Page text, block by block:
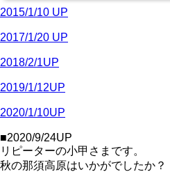
2015/1/10 UP
2017/1/20 UP
2018/2/1UP
2019/1/12UP
2020/1/10UP
■2020/9/24UP
リピーターの小甲さまです。
秋の那須高原はいかがでしたか？